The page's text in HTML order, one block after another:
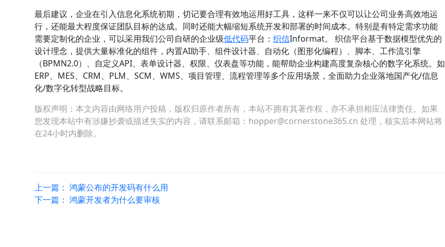
最后建议，企业在引入信息化系统初期，切记要合理有效地运用好工具，这样一来不仅可以让公司业务高效地运
行，还能最大程度保证团队目标的达成。同时还能大幅缩短系统开发和部署的时间成本。特别是有特定需求功能
需要定制化的企业，可以采用我们公司自研的企业级低代码平台 ：织信Informat。 织信平台基于数据模型优先的
设计理念，提供大量标准化的组件，内置AI助手、组件设计器、自动化（图形化编程）、脚本、工作流引擎
（BPMN2.0）、自定义API、表单设计器、权限、仪表盘等功能，能帮助企业构建高度复杂核心的数字化系统。如
ERP、MES、CRM、PLM、SCM、WMS、项目管理、流程管理等多个应用场景，全面助力企业落地国产化/信息
化/数字化转型战略目标。
版权声明：本文内容由网络用户投稿，版权归原作者所有，本站不拥有其著作权，亦不承担相应法律责任。如果
您发现本站中有涉嫌抄袭或描述失实的内容，请联系邮箱：hopper@cornerstone365.cn 处理，核实后本网站将
在24小时内删除。
上一篇：鸿蒙公布的开发码有什么用
下一篇：鸿蒙开发者为什么要审核